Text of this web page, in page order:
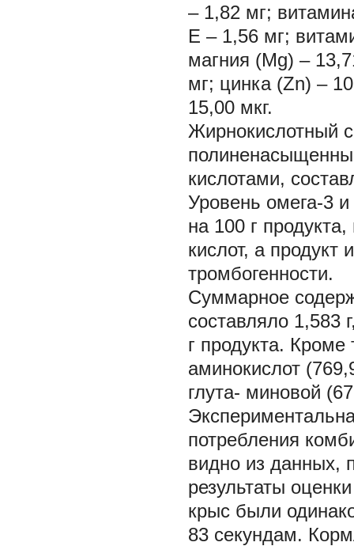
– 1,82 мг;
Е – 1,56 мг;
магния (Mg) –
мг; цинка (Zn) –
15,00 мкг.
Жирнокислотный
кислотами,
Уровень омега-3
на 100 г
кислот, а продукт
тромбогенности.
Суммарное
составляло 1,583
г продукта. Кроме
аминокислот
глута- миновой
потребления
видно из данных,
результаты
крыс были
83 секундам.